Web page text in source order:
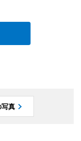
真